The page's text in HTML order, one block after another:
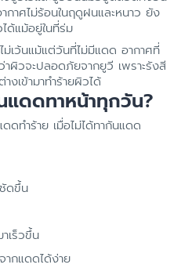
กาศไม่ร้อนในฤดูฝนและหนาว ยัง
ได้แม้อยู่ในที่ร่ม
เว้นแม้แต่วันที่ไม่มีแดด อากาศที่
าผิวจะปลอดภัยจากยูวี เพราะรังสี
งเข้ามาทำร้ายผิวได้
แดดทาหน้าทุกวัน?
ทำร้าย เมื่อไม่ได้ทากันแดด
ดขึ้น
เร็วขึ้น
กแดดได้ง่าย